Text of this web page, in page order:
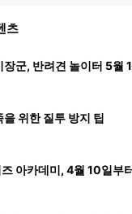
츠
장군, 반려견 놀이터 5월
을 위한 질투 방지 팁
아카데미, 4월 10일부